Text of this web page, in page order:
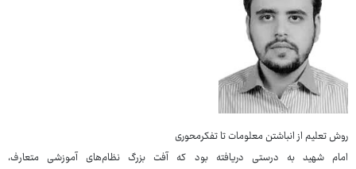
روش تعلیم از انباشتن معلومات تا تفکرمحوری
امام شهید به درستی دریافته بود که آفت بزرگ نظام‌های آموزشی متعارف،